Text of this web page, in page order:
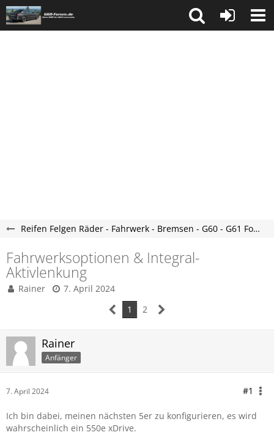
Reifen Felgen Räder - Fahrwerk - Bremsen - G60 - G61 Forum
Fahrwerksoptionen & Integral-
Aktivlenkung
Rainer
7. April 2024
1
2
Rainer
Anfänger
7. April 2024 #1
Ich bin dabei, meinen nächsten 5er zu konfigurieren, es wird
wahrscheinlich ein 550e xDrive.